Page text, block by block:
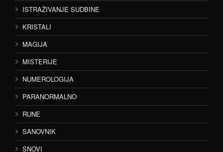
ISTRAŽIVANJE SUDBINE
KRISTALI
MAGIJA
MISTERIJE
NUMEROLOGIJA
PARANORMALNO
RUNE
SANOVNIK
SNOVI